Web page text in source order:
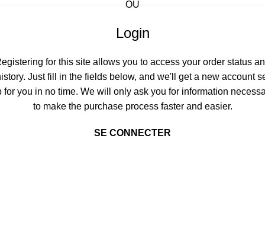
OU
Login
for this site allows you to access your order status
Just fill in the fields below, and we'll get a new account
for you in no time. We will only ask you for information
to make the purchase process faster and easier.
SE CONNECTER